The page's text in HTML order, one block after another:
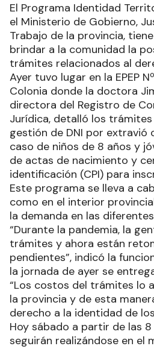
El Programa Identidad
el Ministerio de Gobierno,
Trabajo de la provincia,
brindar a la comunidad la
trámites relacionados al
Ayer tuvo lugar en la EPEP
Colonia donde la doctora
directora del Registro de
Jurídica, detalló los trámites
gestión de DNI por extravió
caso de niños de 8 años y
de actas de nacimiento y
identificación (CPI) para
Este programa se lleva a
como en el interior
la demanda en las
“Durante la pandemia, la
trámites y ahora están
pendientes”, indicó la
la jornada de ayer se
“Los costos del trámites lo
la provincia y de esta
derecho a la identidad de
Hoy sábado a partir de las
seguirán realizándose en el